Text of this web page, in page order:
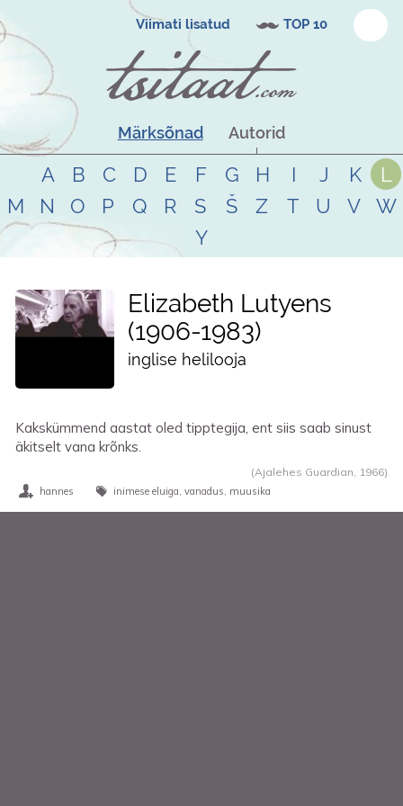
Viimati lisatud TOP 10
Märksõnad Autorid
A B C D E F G H I J K
L
M
N O P Q R S Š Z T U V
W
Y
Elizabeth Lutyens
1906-1983
inglise helilooja
Kakskümmend aastat oled tipptegija, ent siis saab sinust
äkitselt vana krõnks.
(Ajalehes Guardian, 1966)
hannes inimese eluiga vanadus muusika